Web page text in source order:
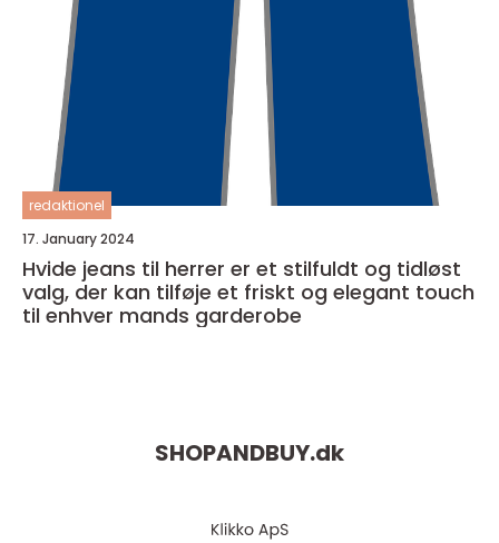
redaktionel
17. January 2024
Hvide jeans til herrer er et stilfuldt og tidløst
valg, der kan tilføje et friskt og elegant touch
til enhver mands garderobe
SHOPANDBUY.dk